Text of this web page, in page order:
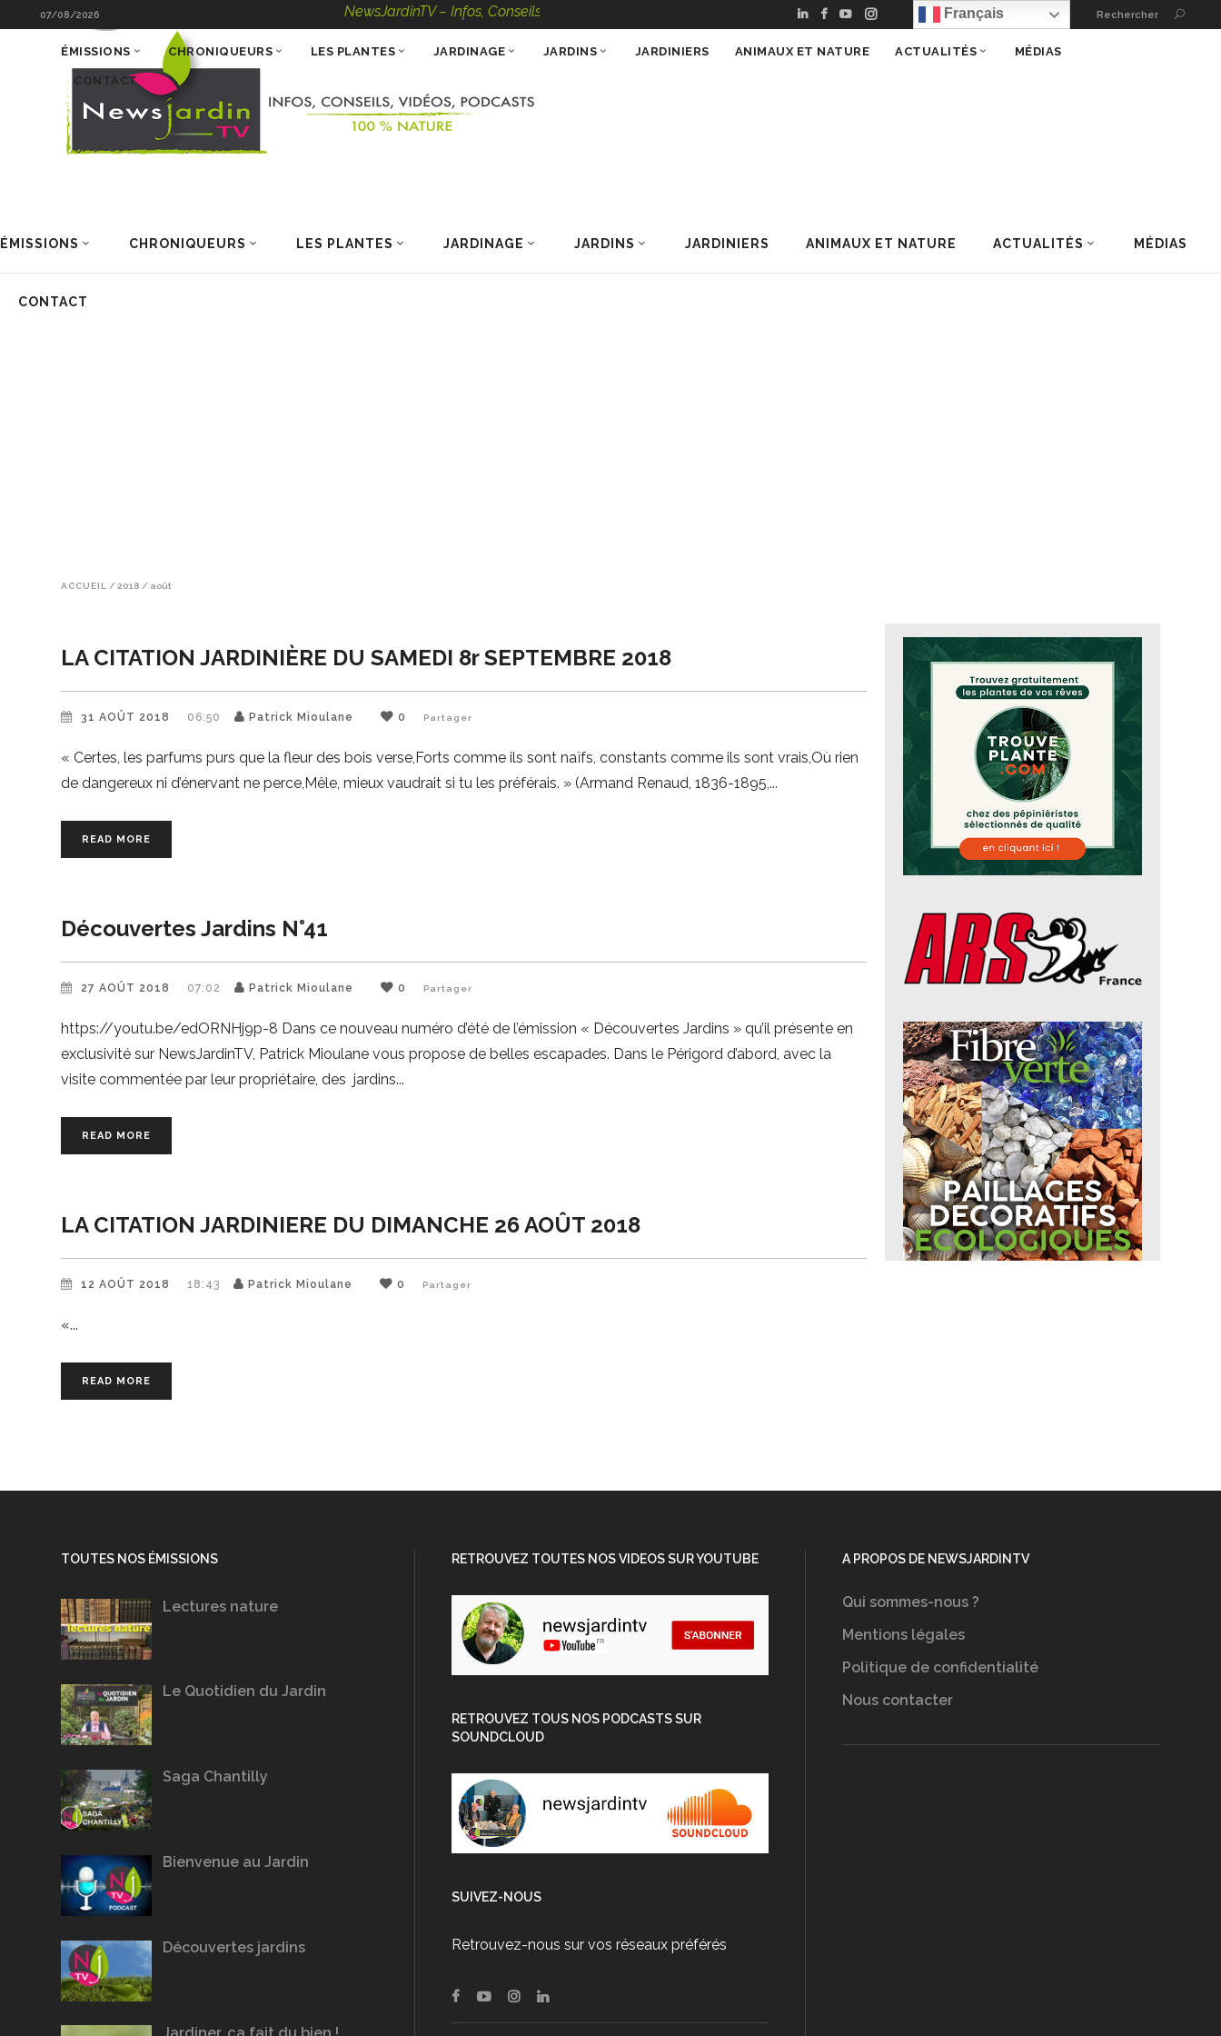
07/08/2026 NewsJardinTV – Infos, Conseils, Vidéos, Podcasts – 100 % Nature Français Rechercher
ÉMISSIONS CHRONIQUEURS LES PLANTES JARDINAGE JARDINS JARDINIERS ANIMAUX ET NATURE ACTUALITÉS MÉDIAS
CONTACT
ÉMISSIONS CHRONIQUEURS LES PLANTES JARDINAGE JARDINS JARDINIERS ANIMAUX ET NATURE ACTUALITÉS MÉDIAS
CONTACT
ACCUEIL / 2018 / août
LA CITATION JARDINIÈRE DU SAMEDI 8r SEPTEMBRE 2018
31 AOÛT 2018 06:50 Patrick Mioulane 0 Partager
« Certes, les parfums purs que la fleur des bois verse,Forts comme ils sont naïfs, constants comme ils sont vrais,Où rien
de dangereux ni d’énervant ne perce,Mêle, mieux vaudrait si tu les préférais. » (Armand Renaud, 1836-1895,
READ MORE
Découvertes Jardins N°41
27 AOÛT 2018 07:02 Patrick Mioulane 0 Partager
https://youtu.be/edORNHj9p-8 Dans ce nouveau numéro d’été de l’émission « Découvertes Jardins » qu’il présente en
exclusivité sur NewsJardinTV, Patrick Mioulane vous propose de belles escapades. Dans le Périgord d’abord, avec la
visite commentée par leur propriétaire, des jardins
READ MORE
LA CITATION JARDINIERE DU DIMANCHE 26 AOÛT 2018
12 AOÛT 2018 18:43 Patrick Mioulane 0 Partager
«
READ MORE
TOUTES NOS ÉMISSIONS
Lectures nature
Le Quotidien du Jardin
Saga Chantilly
Bienvenue au Jardin
Découvertes jardins
Jardiner, ça fait du bien !
RETROUVEZ TOUTES NOS VIDEOS SUR YOUTUBE
RETROUVEZ TOUS NOS PODCASTS SUR
SOUNDCLOUD
SUIVEZ-NOUS
Retrouvez-nous sur vos réseaux préférés
A PROPOS DE NEWSJARDINTV
Qui sommes-nous ?
Mentions légales
Politique de confidentialité
Nous contacter